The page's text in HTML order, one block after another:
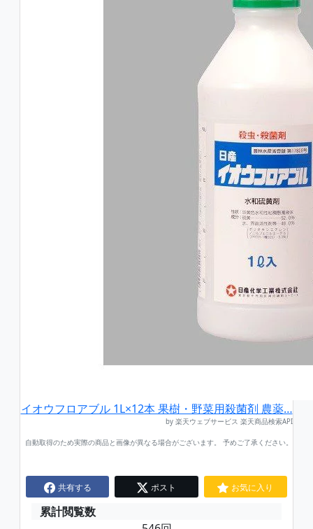
イオウフロアブル 1L×12本 果樹・野菜用殺菌剤 農薬…
by 楽天ウェブサービス 楽天商品検索API
自動取得のため実際の商品と画像が異なる場合がございます。 予めご了承ください。
共有する ポスト お気に入り
累計閲覧数